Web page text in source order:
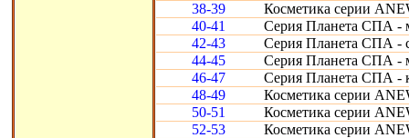
38-39
Косметика серии
40-41
Серия Планета СПА -
42-43
Серия Планета СПА -
44-45
Серия Планета СПА -
46-47
Серия Планета СПА -
48-49
Косметика серии
50-51
Косметика серии
52-53
Косметика серии